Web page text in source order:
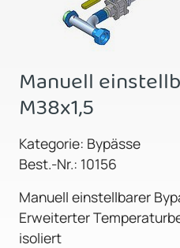
Manuell
M38x1,5
Kategorie: Bypässe
Best.-Nr.: 10156
Manuell einstellbarer
Erweiterter
isoliert